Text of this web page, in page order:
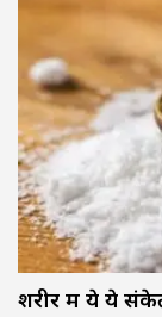
शरीर में ये ये